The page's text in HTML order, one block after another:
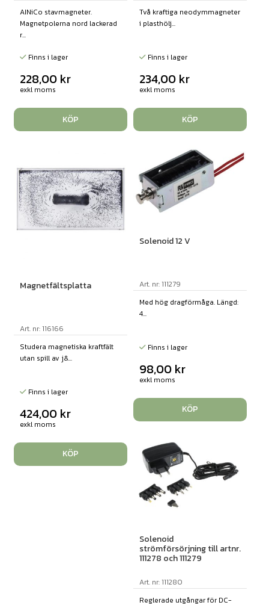
AINiCo stavmagneter.
Magnetpolerna nord lackerad
r...
Finns i lager
228,00 kr
exkl moms
KÖP
Två kraftiga neodymmagneter
i plasthölj...
Finns i lager
234,00 kr
exkl moms
KÖP
Magnetfältsplatta
Art. nr: 116166
Studera magnetiska kraftfält
utan spill av j&...
Finns i lager
424,00 kr
exkl moms
KÖP
Solenoid 12 V
Art. nr: 111279
Med hög dragförmåga. Längd:
4...
Finns i lager
98,00 kr
exkl moms
KÖP
Solenoid
strömförsörjning till artnr.
111278 och 111279
Art. nr: 111280
Reglerade utgångar för DC-